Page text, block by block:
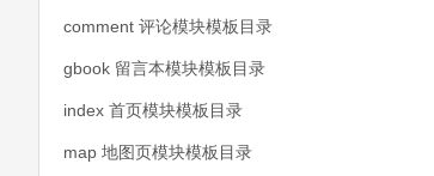
comment 评论模块模板目录
gbook 留言本模块模板目录
index 首页模块模板目录
map 地图页模块模板目录